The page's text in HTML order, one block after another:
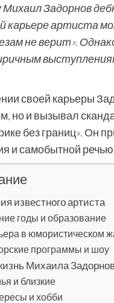
Михаил Задорнов
карьере артиста
не верит».
своей карьеры
но и вызывал
без границ». Он
и самобытной
известного артиста
годы и образование
в юмористическом
программы и шоу
Михаила
и близкие
и хобби